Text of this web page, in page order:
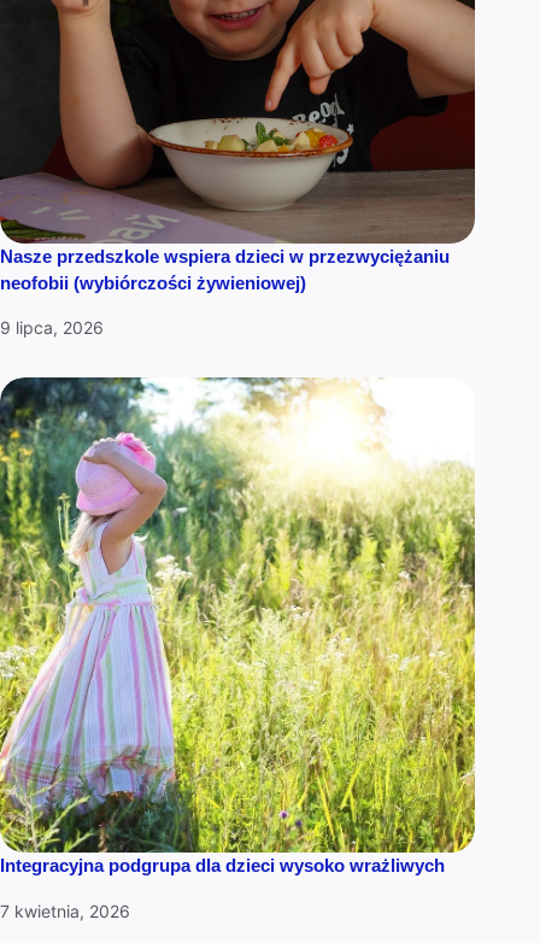
Nasze przedszkole wspiera dzieci w przezwyciężaniu
neofobii (wybiórczości żywieniowej)
9 lipca, 2026
Integracyjna podgrupa dla dzieci wysoko wrażliwych
7 kwietnia, 2026